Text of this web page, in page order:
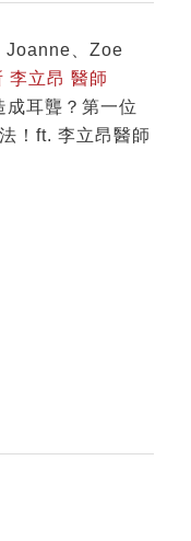
Joanne、Zoe
李立昂 醫師
耳聾？第一位
！ft. 李立昂醫師